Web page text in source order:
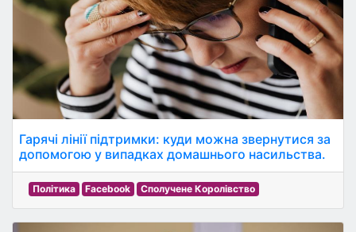
Гарячі лінії підтримки: куди можна звернутися за
допомогою у випадках домашнього насильства.
Політика Facebook Сполучене Королівство